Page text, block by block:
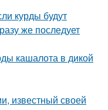
курды будут
же последует
кашалота в дикой
известный своей